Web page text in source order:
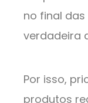
no final
verdadeira
Por isso,
produtos